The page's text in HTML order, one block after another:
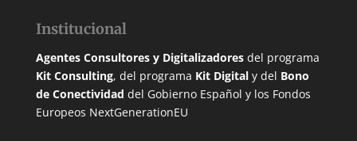
Institucional
Agentes Consultores y Digitalizadoresdel programa
Kit Consulting, del programa Kit Digitaly del Bono
de Conectividad del Gobierno Español y los Fondos
Europeos NextGenerationEU